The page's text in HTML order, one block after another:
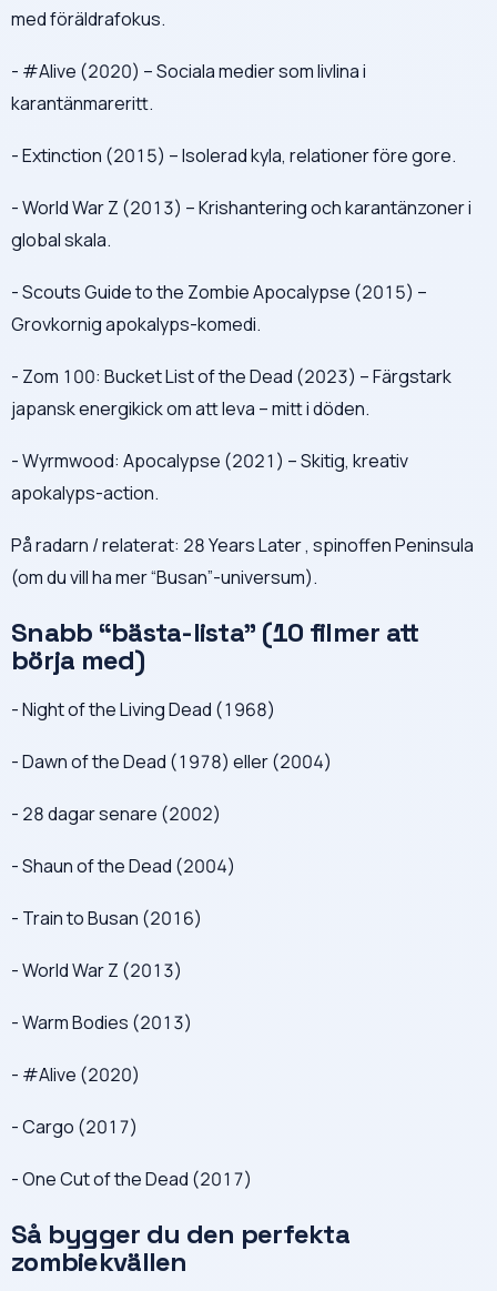
med föräldrafokus.
- #Alive (2020) – Sociala medier som livlina i
karantänmareritt.
- Extinction (2015) – Isolerad kyla, relationer före gore.
- World War Z (2013) – Krishantering och karantänzoner i
global skala.
- Scouts Guide to the Zombie Apocalypse (2015) –
Grovkornig apokalyps-komedi.
- Zom 100: Bucket List of the Dead (2023) – Färgstark
japansk energikick om att leva – mitt i döden.
- Wyrmwood: Apocalypse (2021) – Skitig, kreativ
apokalyps-action.
På radarn / relaterat: 28 Years Later , spinoffen Peninsula
(om du vill ha mer “Busan”-universum).
Snabb “bästa-lista” (10 filmer att
börja med)
- Night of the Living Dead (1968)
- Dawn of the Dead (1978) eller (2004)
- 28 dagar senare (2002)
- Shaun of the Dead (2004)
- Train to Busan (2016)
- World War Z (2013)
- Warm Bodies (2013)
- #Alive (2020)
- Cargo (2017)
- One Cut of the Dead (2017)
Så bygger du den perfekta
zombiekvällen